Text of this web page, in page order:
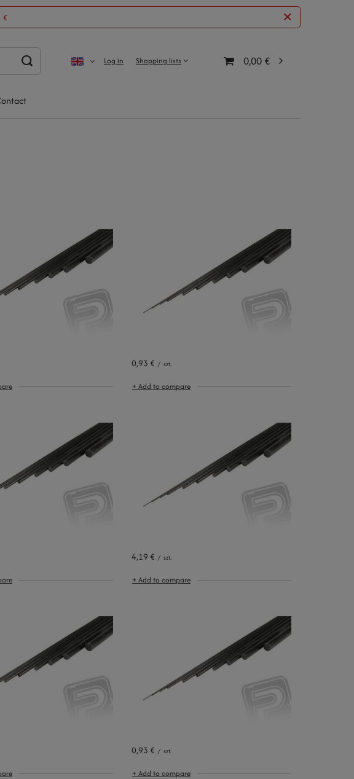
€
Log in Shopping lists 0,00 €
0,93 € / szt.
+ Add to compare
4,19 € / szt.
+ Add to compare
0,93 € / szt.
+ Add to compare